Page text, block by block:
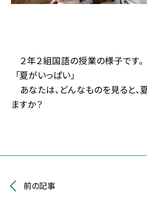
２年２組国語の授業の様子です。
「夏がいっぱい」
あなたは、どんなものを見ると、
ますか？
前の記事